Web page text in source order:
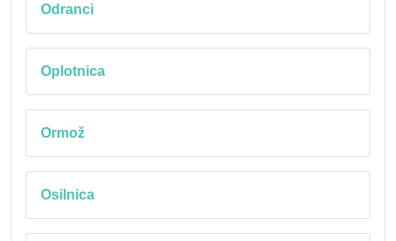
Odranci
Oplotnica
Ormož
Osilnica